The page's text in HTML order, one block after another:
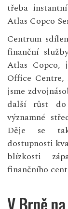
třeba
Atlas Copco
Centrum
finanční
Atlas Copco,
Office
jsme
další růst
významné
Děje se
dostupnosti
blízkosti
finančního
V Brně